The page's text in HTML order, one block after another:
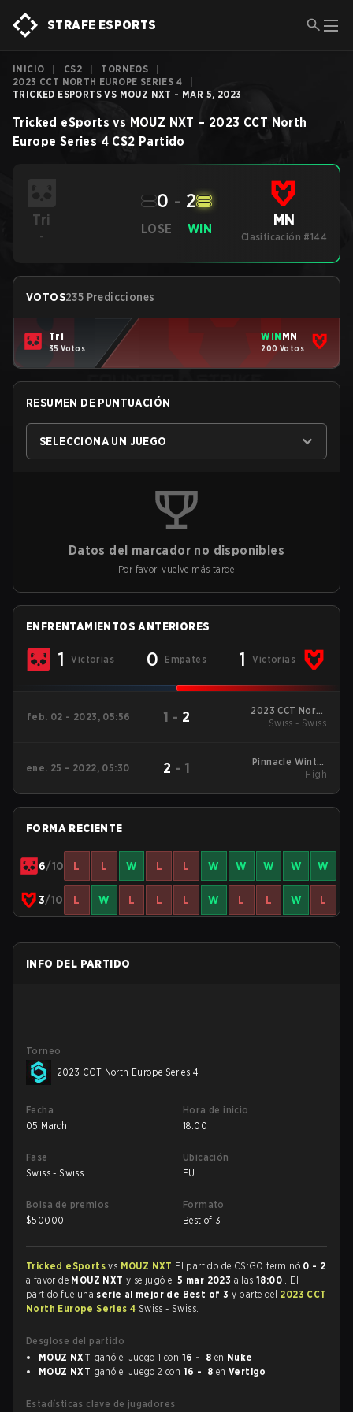
STRAFE ESPORTS
INICIO CS2 TORNEOS
2023 CCT NORTH EUROPE SERIES 4
TRICKED ESPORTS VS MOUZ NXT - MAR 5, 2023
Tricked eSports vs MOUZ NXT – 2023 CCT North
Europe Series 4 CS2 Partido
Tri
-
LOSE
0 - 2
WIN MN
Clasificación #144
VOTOS235 Predicciones
Tri
35 Votos
WIN MN
200 Votos
RESUMEN DE PUNTUACIÓN
SELECCIONA UN JUEGO
Datos del marcador no disponibles
Por favor, vuelve más tarde
ENFRENTAMIENTOS ANTERIORES
1 Victorias 0 Empates 1 Victorias
feb. 02 - 2023, 05:56 1 - 2
2023 CCT North
Europe Series 3
Swiss - Swiss
ene. 25 - 2022, 05:30 2 - 1
Pinnacle Winter
Series #1
High
FORMA RECIENTE
6/10 L L W L L W W W W W
3/10 L W L L L W L L W L
INFO DEL PARTIDO
Torneo
2023 CCT North Europe Series 4
Fecha
05 March
Hora de inicio
18:00
Fase
Swiss - Swiss
Ubicación
EU
Bolsa de premios
$50000
Formato
Best of 3
Tricked eSportsvs MOUZ NXT El partido de CS:GO terminó 0 - 2
a favor de MOUZ NXTy se jugó el5 mar 2023 a las18:00 . El
partido fue una serie al mejor de Best of 3 y parte del 2023 CCT
North Europe Series 4 Swiss - Swiss.
Desglose del partido
MOUZ NXT ganó el Juego 1 con 16 - 8 en Nuke
MOUZ NXT ganó el Juego 2 con 16 - 8 enVertigo
Estadísticas clave de jugadores